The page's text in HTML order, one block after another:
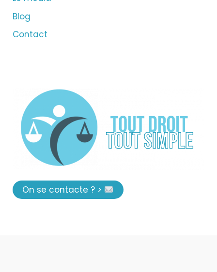
Blog
Contact
On se contacte ? >